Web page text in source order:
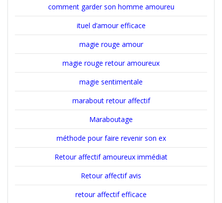
comment garder son homme amoureu
ituel d’amour efficace
magie rouge amour
magie rouge retour amoureux
magie sentimentale
marabout retour affectif
Maraboutage
méthode pour faire revenir son ex
Retour affectif amoureux immédiat
Retour affectif avis
retour affectif efficace